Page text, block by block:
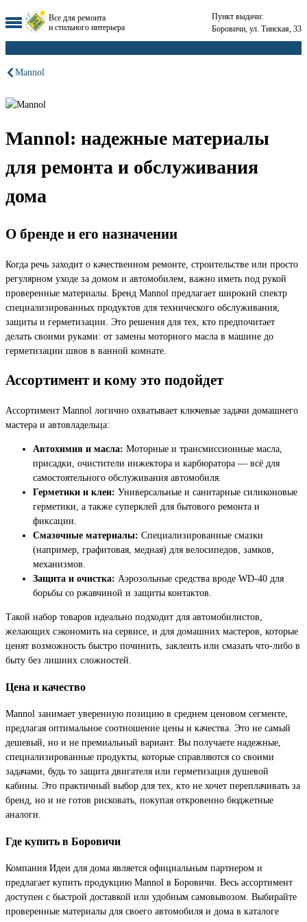
Все для ремонта
и стильного интерьера
Пункт выдачи:
Боровичи, ул. Тинская, 33
Mannol
Mannol: надежные материалы
для ремонта и обслуживания
дома
О бренде и его назначении
Когда речь заходит о качественном ремонте, строительстве или просто
регулярном уходе за домом и автомобилем, важно иметь под рукой
проверенные материалы. Бренд Mannol предлагает широкий спектр
специализированных продуктов для технического обслуживания,
защиты и герметизации. Это решения для тех, кто предпочитает
делать своими руками: от замены моторного масла в машине до
герметизации швов в ванной комнате.
Ассортимент и кому это подойдет
Ассортимент Mannol логично охватывает ключевые задачи домашнего
мастера и автовладельца:
Автохимия и масла: Моторные и трансмиссионные масла,
присадки, очистители инжектора и карбюратора — всё для
самостоятельного обслуживания автомобиля.
Герметики и клеи: Универсальные и санитарные силиконовые
герметики, а также суперклей для бытового ремонта и
фиксации.
Смазочные материалы: Специализированные смазки
(например, графитовая, медная) для велосипедов, замков,
механизмов.
Защита и очистка: Аэрозольные средства вроде WD-40 для
борьбы со ржавчиной и защиты контактов.
Такой набор товаров идеально подходит для автомобилистов,
желающих сэкономить на сервисе, и для домашних мастеров, которые
ценят возможность быстро починить, заклеить или смазать что-либо в
быту без лишних сложностей.
Цена и качество
Mannol занимает уверенную позицию в среднем ценовом сегменте,
предлагая оптимальное соотношение цены и качества. Это не самый
дешевый, но и не премиальный вариант. Вы получаете надежные,
специализированные продукты, которые справляются со своими
задачами, будь то защита двигателя или герметизация душевой
кабины. Это практичный выбор для тех, кто не хочет переплачивать за
бренд, но и не готов рисковать, покупая откровенно бюджетные
аналоги.
Где купить в Боровичи
Компания Идеи для дома является официальным партнером и
предлагает купить продукцию Mannol в Боровичи. Весь ассортимент
доступен с быстрой доставкой или удобным самовывозом. Выбирайте
проверенные материалы для своего автомобиля и дома в каталоге